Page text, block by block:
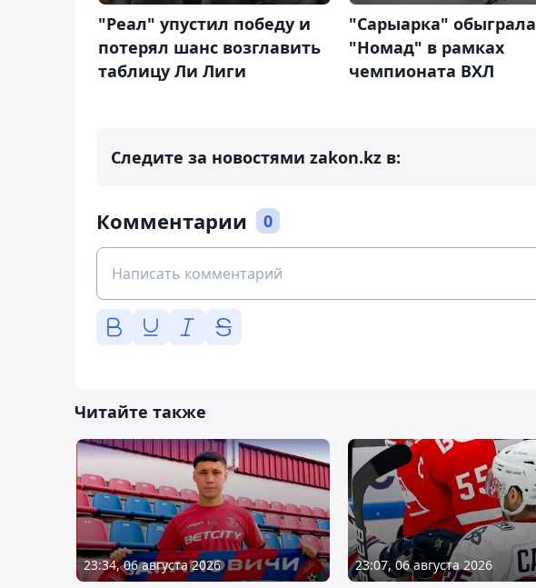
"Реал" упустил победу и
потерял шанс возглавить
таблицу Ли Лиги
"Сарыарка" обыграла
"Номад" в рамках
чемпионата ВХЛ
Следите за новостями zakon.kz в:
Комментарии 0
Читайте также
23:34, 06 августа 2026 23:07, 06 августа 2026